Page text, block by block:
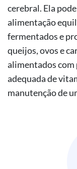
cerebral. Ela
alimentação
fermentados e
queijos, ovos e
alimentados
adequada de
manutenção de